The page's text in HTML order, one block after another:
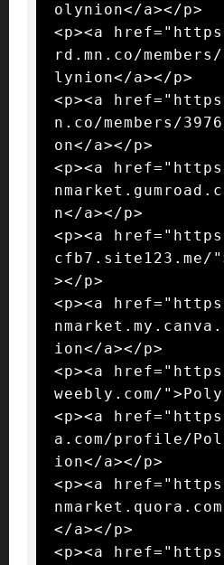
olynion</a></p>
<p><a
rd.mn.co/members/
lynion</a></p>
<p><a
n.co/members/
on</a></p>
<p><a
n</a></p>
<p><a
cfb7.site123.me/
></p>
<p><a
ion</a></p>
<p><a
weebly.com/
<p><a
a.com/profile/
ion</a></p>
<p><a
</a></p>
<p><a